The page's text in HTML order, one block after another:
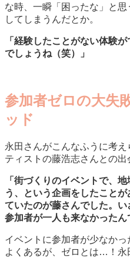
な時、一瞬「困ったな」と
してしまうんだとか。
「経験したことがない体験
でしょうね（笑）」
参加者ゼロの大失
ッド
永田さんがこんなふうに考
ティストの藤浩志さんとの出
「街づくりのイベントで、
う、という企画をしたこと
ていたのが藤さんでした。い
参加者が一人も来なかったん
イベントに参加者が少なか
よくあるが、ゼロとは…！永